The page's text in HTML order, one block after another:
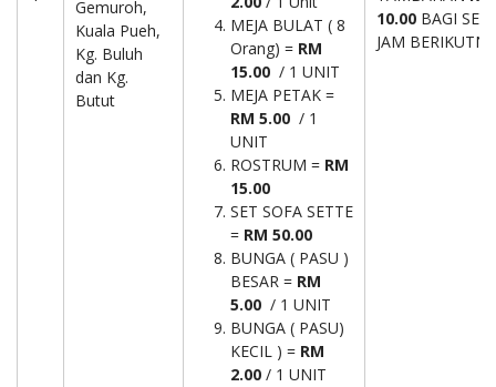
Gemuroh,
Kuala Pueh,
Kg. Buluh
dan Kg.
Butut
MEJA BULAT ( 8
Orang) = RM
15.00 / 1 UNIT
MEJA PETAK =
RM 5.00 / 1
UNIT
ROSTRUM = RM
15.00
SET SOFA SETTE
= RM 50.00
BUNGA ( PASU )
BESAR = RM
5.00 / 1 UNIT
BUNGA ( PASU)
KECIL ) = RM
2.00 / 1 UNIT
10.00 BAGI
JAM